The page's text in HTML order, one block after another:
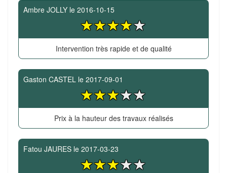
Ambre JOLLY le 2016-10-15
Intervention très rapide et de qualité
Gaston CASTEL le 2017-09-01
Prix à la hauteur des travaux réalisés
Fatou JAURES le 2017-03-23